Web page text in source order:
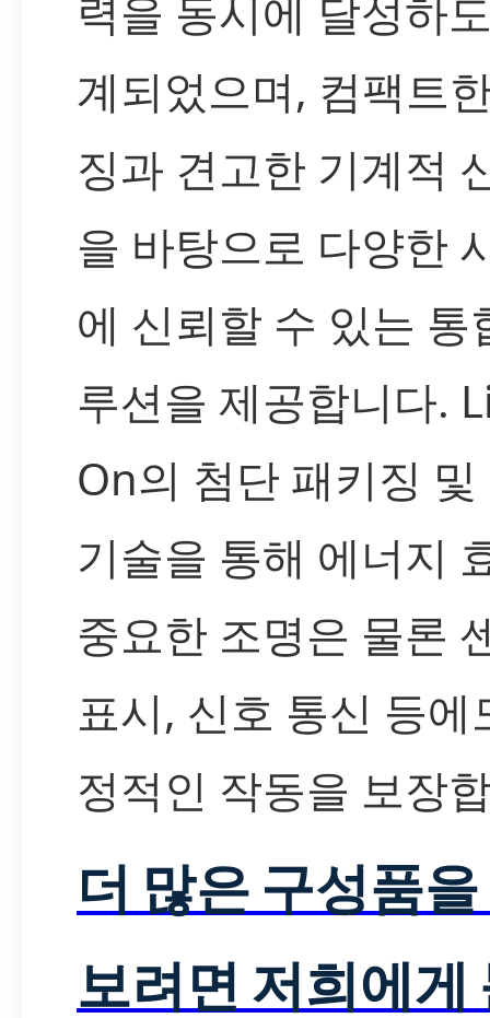
력을 동시에 달성하
계되었으며, 컴팩트
징과 견고한 기계적
을 바탕으로 다양한
에 신뢰할 수 있는 통
루션을 제공합니다.
On의 첨단 패키징 및
기술을 통해 에너지
중요한 조명은 물론
표시, 신호 통신 등에
정적인 작동을 보장
더 많은 구성품
보려면 저희에게